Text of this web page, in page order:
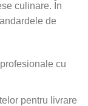
culinare. În
de
cu
pentru livrare